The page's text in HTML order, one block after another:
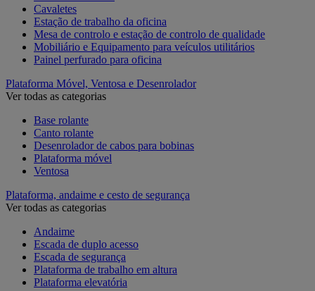
Cavaletes
Estação de trabalho da oficina
Mesa de controlo e estação de controlo de qualidade
Mobiliário e Equipamento para veículos utilitários
Painel perfurado para oficina
Plataforma Móvel, Ventosa e Desenrolador
Ver todas as categorias
Base rolante
Canto rolante
Desenrolador de cabos para bobinas
Plataforma móvel
Ventosa
Plataforma, andaime e cesto de segurança
Ver todas as categorias
Andaime
Escada de duplo acesso
Escada de segurança
Plataforma de trabalho em altura
Plataforma elevatória